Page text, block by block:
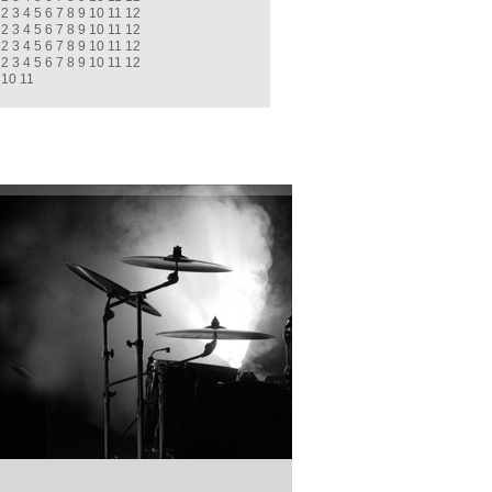
2 3 4 5 6 7 8 9 10 11 12
2 3 4 5 6 7 8 9 10 11 12
2 3 4 5 6 7 8 9 10 11 12
2 3 4 5 6 7 8 9 10 11 12
10 11